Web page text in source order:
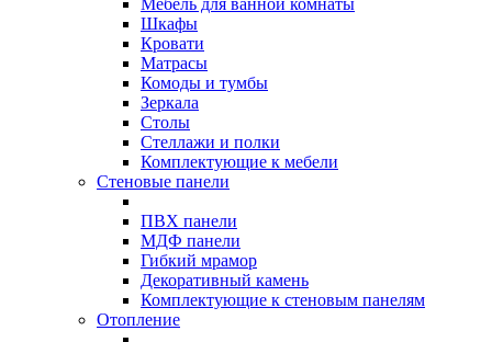
Мебель для ванной комнаты
Шкафы
Кровати
Матрасы
Комоды и тумбы
Зеркала
Столы
Стеллажи и полки
Комплектующие к мебели
Стеновые панели
ПВХ панели
МДФ панели
Гибкий мрамор
Декоративный камень
Комплектующие к стеновым панелям
Отопление